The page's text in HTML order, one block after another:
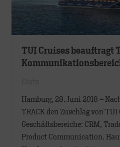
TUI Cruises beauftragt
Hamburg, 28. Juni 2018 –
TRACK den Zuschlag von
Geschäftsbereiche: CRM,
Product Communication.